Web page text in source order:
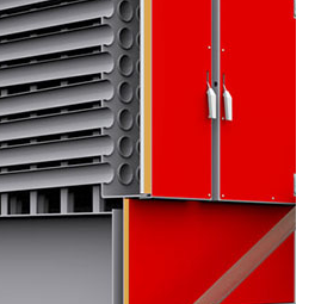
Гарно утеплений, 55